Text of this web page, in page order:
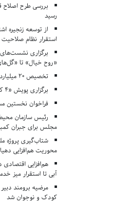
بررسی طرح اصلاح
رسید
از توسعه زنجیره
استقرار نظام
برگزاری
«روح خیال» تا
تخصیص ۲۰ میلیارد تومان برای درمان بیماران هموفیلی
برگزاری پویش «۴ کتاب، ۴ فصل» در مراکز کانون البرز
فراخوان نخستین
رئیس سازمان
مجلس برای جبران
شتاب‌گیری پروژه
محوریت هم‌افزایی
هم‌افزایی
آبی تا استقرار میز
مرضیه برومند
کودک و نوجوان شد